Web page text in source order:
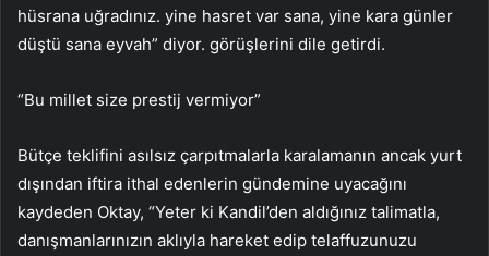
hüsrana uğradınız. yine hasret var sana, yine kara günler
düştü sana eyvah” diyor. görüşlerini dile getirdi.
“Bu millet size prestij vermiyor”
Bütçe teklifini asılsız çarpıtmalarla karalamanın ancak yurt
dışından iftira ithal edenlerin gündemine uyacağını
kaydeden Oktay, “Yeter ki Kandil’den aldığınız talimatla,
danışmanlarınızın aklıyla hareket edip telaffuzunuzu